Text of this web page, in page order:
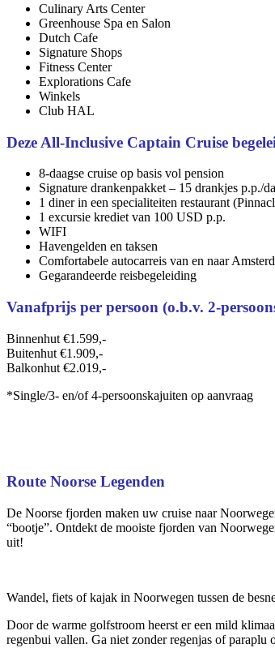
Culinary Arts Center
Greenhouse Spa en Salon
Dutch Cafe
Signature Shops
Fitness Center
Explorations Cafe
Winkels
Club HAL
Deze All-Inclusive Captain Cruise
8-daagse cruise op basis vol pension
Signature drankenpakket – 15 drankjes p.p./
1 diner in een specialiteiten restaurant
1 excursie krediet van 100 USD p.p.
WIFI
Havengelden en taksen
Comfortabele autocarreis van en naar
Gegarandeerde reisbegeleiding
Vanafprijs per persoon (o.b.v. 2-
Binnenhut €1.599,-
Buitenhut €1.909,-
Balkonhut €2.019,-
*Single/3- en/of 4-persoonskajuiten op aanvraag
Route Noorse Legenden
De Noorse fjorden maken uw cruise naar
“bootje”. Ontdekt de mooiste fjorden van
uit!
Wandel, fiets of kajak in Noorwegen tussen de
Door de warme golfstroom heerst er een mild
regenbui vallen. Ga niet zonder regenjas of paraplu